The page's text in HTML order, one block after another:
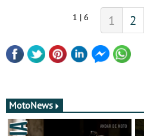
1 | 6 1 2
MotoNews